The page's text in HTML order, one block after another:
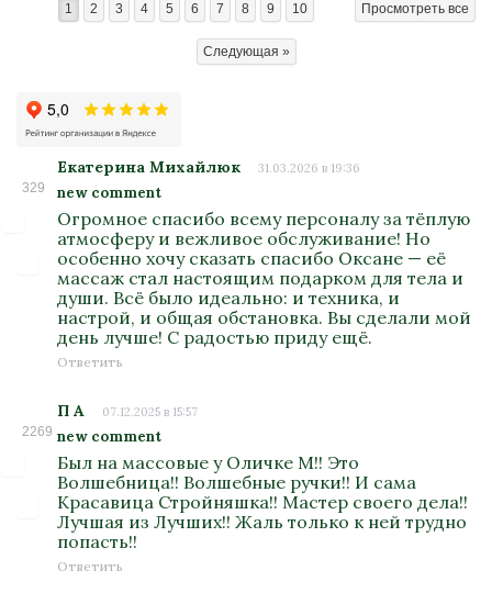
Просмотреть все
1 2 3 4 5 6 7 8 9 10
Следующая »
329
Екатерина Михайлюк 31.03.2026 в 19:36
new comment
Огромное спасибо всему персоналу за тёплую
атмосферу и вежливое обслуживание! Но
особенно хочу сказать спасибо Оксане — её
массаж стал настоящим подарком для тела и
души. Всё было идеально: и техника, и
настрой, и общая обстановка. Вы сделали мой
день лучше! С радостью приду ещё.
Ответить
2269
П А 07.12.2025 в 15:57
new comment
Был на массовые у Оличке М!! Это
Волшебница!! Волшебные ручки!! И сама
Красавица Стройняшка!! Мастер своего дела!!
Лучшая из Лучших!! Жаль только к ней трудно
попасть!!
Ответить